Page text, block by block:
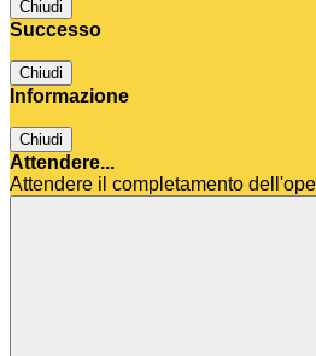
Chiudi
Successo
Chiudi
Informazione
Chiudi
Attendere...
Attendere il completamento